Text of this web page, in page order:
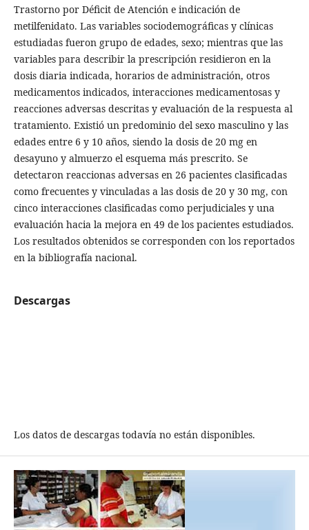
Trastorno por Déficit de Atención e indicación de
metilfenidato. Las variables sociodemográficas y clínicas
estudiadas fueron grupo de edades, sexo; mientras que las
variables para describir la prescripción residieron en la
dosis diaria indicada, horarios de administración, otros
medicamentos indicados, interacciones medicamentosas y
reacciones adversas descritas y evaluación de la respuesta al
tratamiento. Existió un predominio del sexo masculino y las
edades entre 6 y 10 años, siendo la dosis de 20 mg en
desayuno y almuerzo el esquema más prescrito. Se
detectaron reaccionas adversas en 26 pacientes clasificadas
como frecuentes y vinculadas a las dosis de 20 y 30 mg, con
cinco interacciones clasificadas como perjudiciales y una
evaluación hacia la mejora en 49 de los pacientes estudiados.
Los resultados obtenidos se corresponden con los reportados
en la bibliografía nacional.
Descargas
Los datos de descargas todavía no están disponibles.